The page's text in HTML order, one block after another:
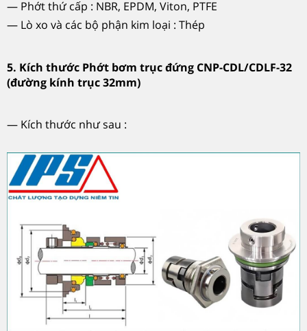
— Phớt thứ cấp : NBR, EPDM, Viton, PTFE
— Lò xo và các bộ phận kim loại : Thép
5. Kích thước Phớt bơm trục đứng CNP-CDL/CDLF-32
(đường kính trục 32mm)
— Kích thước như sau :